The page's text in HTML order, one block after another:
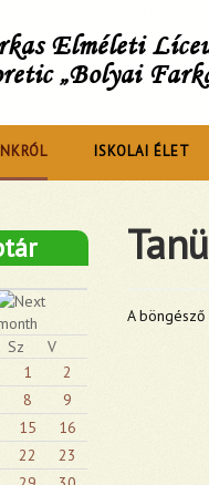
Elméleti
„Bolyai
ISKOLAI ÉLET
A
Sz
V
1
2
8
9
15
16
22
23